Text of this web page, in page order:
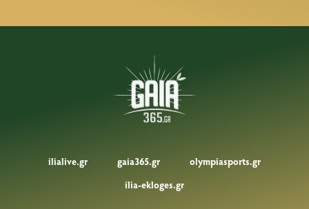
ilialive.gr gaia365.gr
olympiasports.gr
ilia-ekloges.gr